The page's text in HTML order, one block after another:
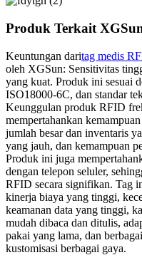
Produk Terkait
Keuntungan daritag medis
oleh XGSun: Sensitivitas
yang kuat. Produk ini sesuai
ISO18000-6C, dan standar
Keunggulan produk RFID
mempertahankan
jumlah besar dan inventaris
yang jauh, dan kemampuan
Produk ini juga
dengan telepon seluler,
RFID secara signifikan. Tag
kinerja biaya yang tinggi,
keamanan data yang tinggi,
mudah dibaca dan ditulis,
pakai yang lama, dan
kustomisasi berbagai gaya.